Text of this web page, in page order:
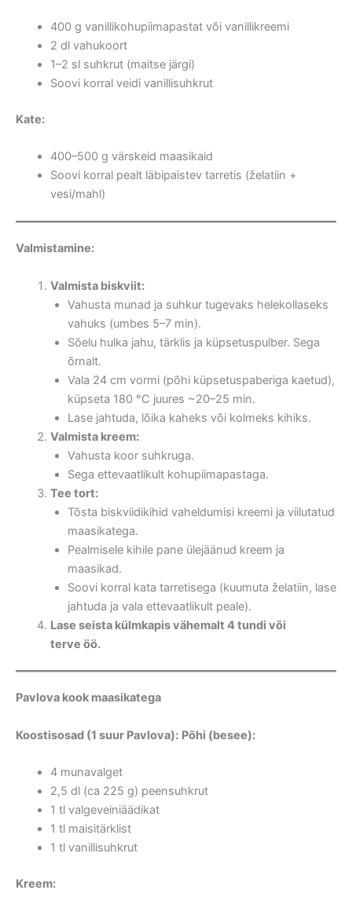
400 g vanillikohupiimapastat või vanillikreemi
2 dl vahukoort
1–2 sl suhkrut (maitse järgi)
Soovi korral veidi vanillisuhkrut
Kate:
400–500 g värskeid maasikaid
Soovi korral pealt läbipaistev tarretis (želatiin +
vesi/mahl)
Valmistamine:
Valmista biskviit:
Vahusta munad ja suhkur tugevaks helekollaseks
vahuks (umbes 5–7 min).
Sõelu hulka jahu, tärklis ja küpsetuspulber. Sega
õrnalt.
Vala 24 cm vormi (põhi küpsetuspaberiga kaetud),
küpseta 180 °C juures ~20–25 min.
Lase jahtuda, lõika kaheks või kolmeks kihiks.
Valmista kreem:
Vahusta koor suhkruga.
Sega ettevaatlikult kohupiimapastaga.
Tee tort:
Tõsta biskviidikihid vaheldumisi kreemi ja viilutatud
maasikatega.
Pealmisele kihile pane ülejäänud kreem ja
maasikad.
Soovi korral kata tarretisega (kuumuta želatiin, lase
jahtuda ja vala ettevaatlikult peale).
Lase seista külmkapis vähemalt 4 tundi või
terve öö.
Pavlova kook maasikatega
Koostisosad (1 suur Pavlova): Põhi (besee):
4 munavalget
2,5 dl (ca 225 g) peensuhkrut
1 tl valgeveiniäädikat
1 tl maisitärklist
1 tl vanillisuhkrut
Kreem: